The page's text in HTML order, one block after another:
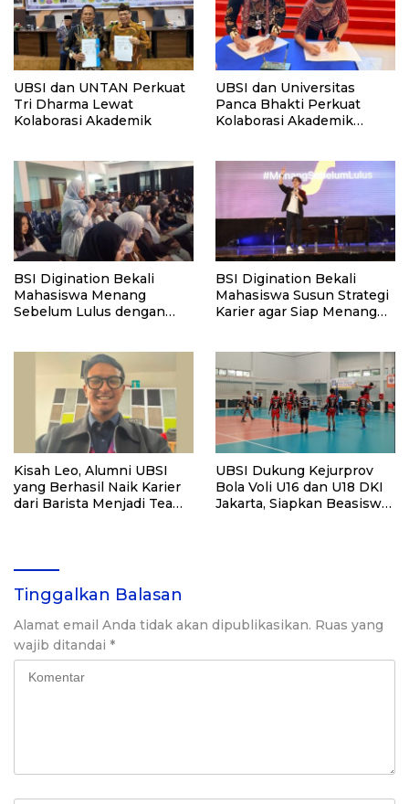
UBSI dan UNTAN Perkuat
Tri Dharma Lewat
Kolaborasi Akademik
UBSI dan Universitas
Panca Bhakti Perkuat
Kolaborasi Akademik
BSI Digination Bekali
Mahasiswa Menang
Sebelum Lulus dengan
BSI Digination Bekali
Mahasiswa Susun Strategi
Karier agar Siap Menang
Kisah Leo, Alumni UBSI
yang Berhasil Naik Karier
dari Barista Menjadi Team
UBSI Dukung Kejurprov
Bola Voli U16 dan U18 DKI
Jakarta, Siapkan Beasiswa
Tinggalkan Balasan
Alamat email Anda tidak akan dipublikasikan. Ruas yang
wajib ditandai *